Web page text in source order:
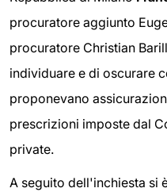
procuratore aggiunto
procuratore Christian
individuare e di oscurare
proponevano
prescrizioni imposte dal
private.
A seguito dell'inchiesta si